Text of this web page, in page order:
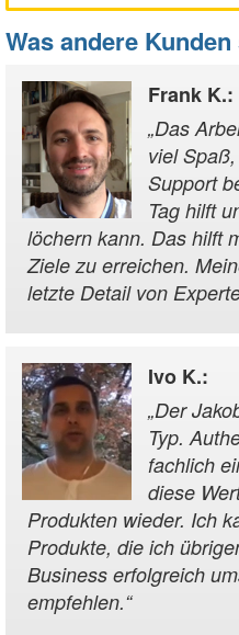
Was andere Kunden
Frank K.:
„Das
viel
Support
Tag hilft
löchern kann. Das hilft
Ziele zu erreichen.
letzte Detail von
Ivo K.:
„Der
Typ.
fachlich
diese
Produkten wieder. Ich
Produkte, die ich
Business erfolgreich
empfehlen.“